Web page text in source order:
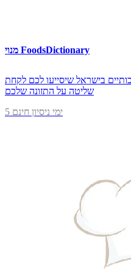
מנוי FoodsDictionary
בישראל שיסייעו לכם לקחת
שליטה על התזונה שלכם
5 ימי ניסיון חינם